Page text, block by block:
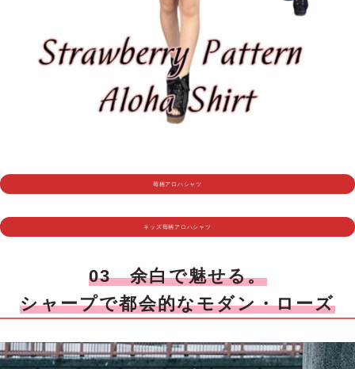
苺柄アロハシャツ
キッズ苺柄アロハシャツ
03 余白で魅せる。
シャープで都会的なモダン・ローズ